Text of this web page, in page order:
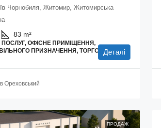
Чорнобиля, Житомир, Житомирська
83 m²
ОФІСНЕ ПРИМІЩЕННЯ,
ПРИЗНАЧЕННЯ, ТОРГОВІ ПЛОЩІ
Деталі
Ореховський
ПРОДАЖ